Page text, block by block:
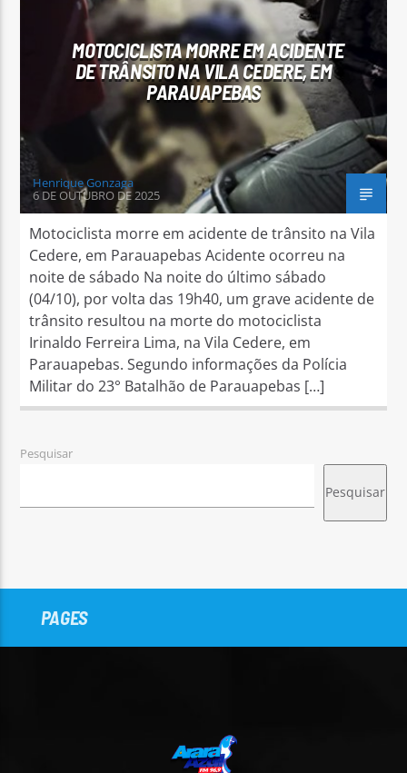
Arara Azul FM
MOTOCICLISTA MORRE EM ACIDENTE
DE TRÂNSITO NA VILA CEDERE, EM
PARAUAPEBAS
Henrique Gonzaga
6 DE OUTUBRO DE 2025
Motociclista morre em acidente de trânsito na Vila
Cedere, em Parauapebas Acidente ocorreu na
noite de sábado Na noite do último sábado
(04/10), por volta das 19h40, um grave acidente de
trânsito resultou na morte do motociclista
Irinaldo Ferreira Lima, na Vila Cedere, em
Parauapebas. Segundo informações da Polícia
Militar do 23° Batalhão de Parauapebas […]
Pesquisar
Pesquisar
PAGES